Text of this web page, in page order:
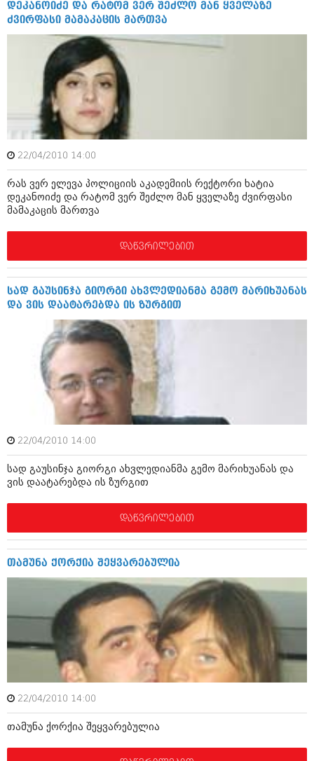
კალეიდოსკოპი
ჰოროსკოპი და შეუცნობელი
კრიმინალი
რომანი და დეტექტივი
სახალისო ამბები
შოუბიზნესი
დაიჯესტი
ქალი და მამაკაცი
ანონსი
არქივი
აგვისტო 2018 (162)
ივლისი 2018 (223)
ივნისი 2018 (244)
მაისი 2018 (211)
აპრილი 2018 (194)
მარტი 2018 (256)
თებერვალი 2018 (208)
ოქტომბერი 2017 (231)
სექტემბერი 2017 (261)
აგვისტო 2017 (212)
ივლისი 2017 (233)
ივნისი 2017 (265)
აპრილი 2017 (220)
თებერვალი 2017 (205)
იანვარი 2017 (246)
დეკემბერი 2016 (207)
ნოემბერი 2016 (207)
ოქტომბერი 2016 (257)
სექტემბერი 2016 (224)
აგვისტო 2016 (258)
ივლისი 2016 (211)
ივნისი 2016 (221)
მაისი 2016 (261)
აპრილი 2016 (215)
რომანი და დეტექტივი
სახალისო ამბები
შოუბიზნესი
დაიჯესტი
ქალი და მამაკაცი
ისტორია
სხვადასხვა
ანონსი
ოქტომბერი 2020 (209)
სექტემბერი 2020 (204)
ივლისი 2020 (204)
ივნისი 2020 (249)
არქივის ზომის ნახვა
დეკანოიძე და რატომ ვერ შეძლო მან ყველაზე
ძვირფასი მამაკაცის მართვა
22/04/2010 14:00
რას ვერ ელევა პოლიციის აკადემიის რექტორი ხატია
დეკანოიძე და რატომ ვერ შეძლო მან ყველაზე ძვირფასი
მამაკაცის მართვა
დაწვრილებით
სად გაუსინჯა გიორგი ახვლედიანმა გემო მარიხუანას
და ვის დაატარებდა ის ზურგით
22/04/2010 14:00
სად გაუსინჯა გიორგი ახვლედიანმა გემო მარიხუანას და
ვის დაატარებდა ის ზურგით
დაწვრილებით
თამუნა ქორქია შეყვარებულია
22/04/2010 14:00
თამუნა ქორქია შეყვარებულია